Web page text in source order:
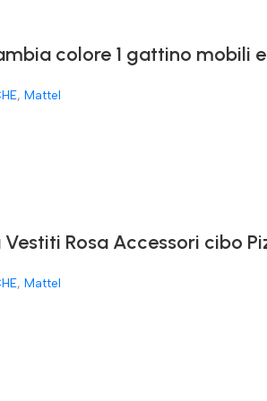
colore 1 gattino mobili e
, Mattel
Rosa Accessori cibo
, Mattel